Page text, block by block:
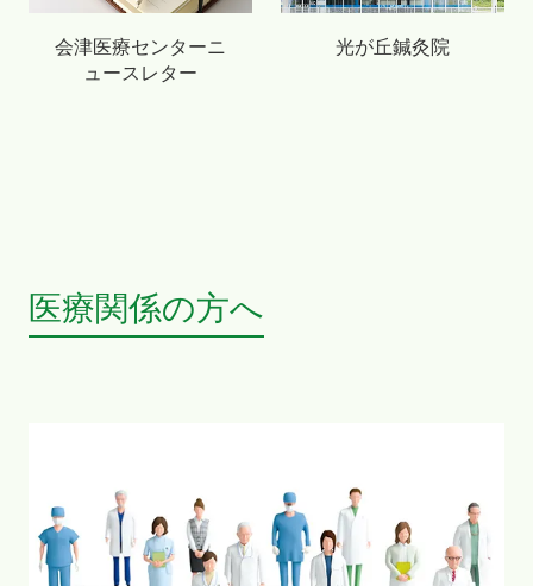
会津医療センターニ
ュースレター
光が丘鍼灸院
医療関係の方へ